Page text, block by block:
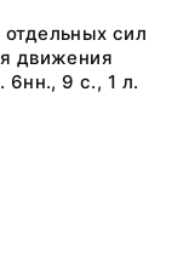
сил
движения
9 с., 1 л.